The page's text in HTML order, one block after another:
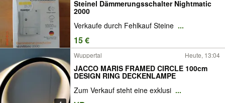
Steinel Dämmerungsschalter Nightmatic
2000
Verkaufe durch Fehlkauf Steine ...
15 €
Wuppertal Heute, 13:04
JACCO MARIS FRAMED CIRCLE 100cm
DESIGN RING DECKENLAMPE
Zum Verkauf steht eine exklusi ...